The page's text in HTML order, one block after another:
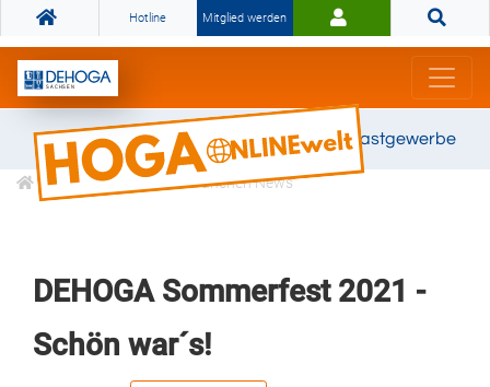
Hotline Mitglied werden
Gemeinsam stark für das Gastgewerbe
Informationen Branchen News
DEHOGA Sommerfest 2021 -
Schön war´s!